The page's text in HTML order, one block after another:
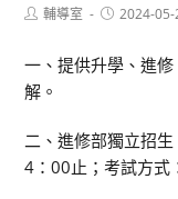
Post輔導室
Post2024-05-
一、提供升學、進
解。
二、進修部獨立招
4：00止；考試方式